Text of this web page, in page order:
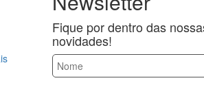
Fique por dentro das
novidades!